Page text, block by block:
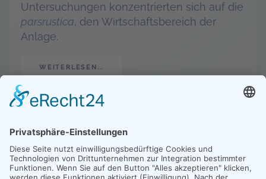
Untersuchungen konzentrierten sich auf die
parsrustica, den Wirtschaftsbereich der
Anlage.
WEITERLESEN...
LANDESARCHÄOLOGIE“